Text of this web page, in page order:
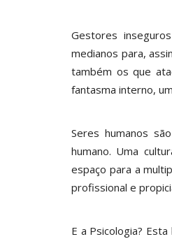
Gestores
medianos para,
também os que
fantasma interno,
Seres humanos
humano. Uma
espaço para a
profissional e
E a Psicologia?